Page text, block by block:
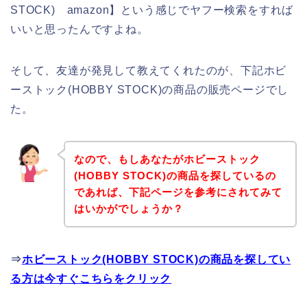
STOCK) amazon】という感じでヤフー検索をすれば
いいと思ったんですよね。
そして、友達が発見して教えてくれたのが、下記ホビ
ーストック(HOBBY STOCK)の商品の販売ページでし
た。
なので、もしあなたがホビーストック
(HOBBY STOCK)の商品を探しているの
であれば、下記ページを参考にされてみて
はいかがでしょうか？
⇒ホビーストック(HOBBY STOCK)の商品を探してい
る方は今すぐこちらをクリック